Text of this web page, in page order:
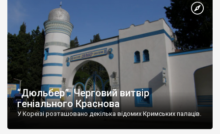
“Дюльбер”. Черговий витвір
геніального Краснова
У Кореїзі розташовано декілька відомих Кримських палаців.